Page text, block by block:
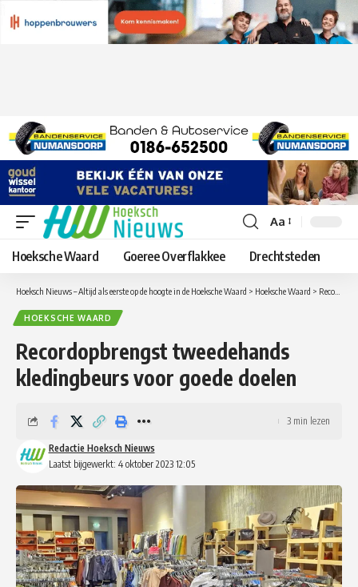
Lettergrootte
aanpassen
Aa
Hoeksche Waard Goeree Overflakkee Drechtsteden
Hoeksch Nieuws – Altijd als eerste op de hoogte in de Hoeksche Waard > Hoeksche Waard > Recordopbrengst tweedehands kledingbeurs voor goede doelen
HOEKSCHE WAARD
Recordopbrengst tweedehands
kledingbeurs voor goede doelen
Laatst bijgewerkt: 4 oktober 2023 12:05
Redactie Hoeksch Nieuws
3 min lezen